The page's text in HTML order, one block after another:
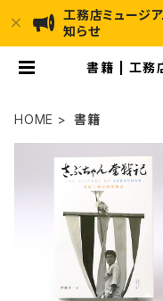
工務店ミュージ
知らせ
書籍 | 工務
HOME 書籍